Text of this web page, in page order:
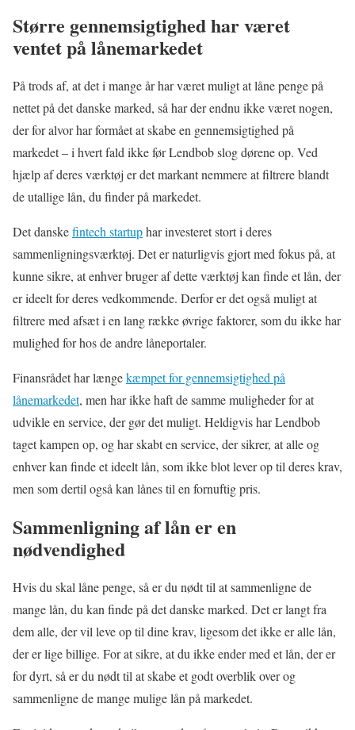
Større gennemsigtighed har været
ventet på lånemarkedet
På trods af, at det i mange år har været muligt at låne penge på
nettet på det danske marked, så har der endnu ikke været nogen,
der for alvor har formået at skabe en gennemsigtighed på
markedet – i hvert fald ikke før Lendbob slog dørene op. Ved
hjælp af deres værktøj er det markant nemmere at filtrere blandt
de utallige lån, du finder på markedet.
Det danskefintech startuphar investeret stort i deres
sammenligningsværktøj. Det er naturligvis gjort med fokus på, at
kunne sikre, at enhver bruger af dette værktøj kan finde et lån, der
er ideelt for deres vedkommende. Derfor er det også muligt at
filtrere med afsæt i en lang række øvrige faktorer, som du ikke har
mulighed for hos de andre låneportaler.
Finansrådet har længekæmpet for gennemsigtighed på
lånemarkedet, men har ikke haft de samme muligheder for at
udvikle en service, der gør det muligt. Heldigvis har Lendbob
taget kampen op, og har skabt en service, der sikrer, at alle og
enhver kan finde et ideelt lån, som ikke blot lever op til deres krav,
men som dertil også kan lånes til en fornuftig pris.
Sammenligning af lån er en
nødvendighed
Hvis du skal låne penge, så er du nødt til at sammenligne de
mange lån, du kan finde på det danske marked. Det er langt fra
dem alle, der vil leve op til dine krav, ligesom det ikke er alle lån,
der er lige billige. For at sikre, at du ikke ender med et lån, der er
for dyrt, så er du nødt til at skabe et godt overblik over og
sammenligne de mange mulige lån på markedet.